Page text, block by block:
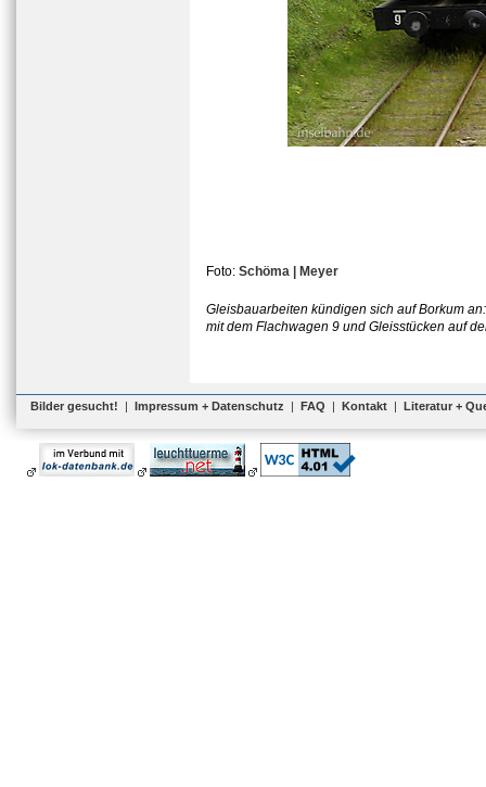
Foto: Schöma | Meyer
Gleisbauarbeiten kündigen sich auf Borkum
mit dem Flachwagen 9 und Gleisstücken auf
Bilder gesucht! | Impressum + Datenschutz | FAQ | Kontakt | Literatur +